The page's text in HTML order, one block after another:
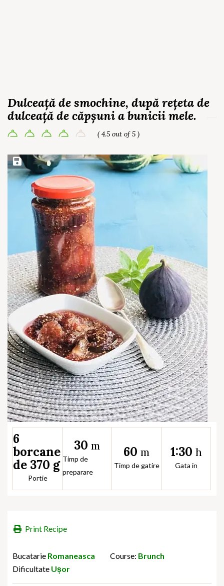
Dulceață de smochine, după rețeta de
dulceață de căpșuni a bunicii mele.
( 4.5 out of 5 )
Save Recipe
6
borcane
de 370 g
Portie
30 m
Timp de
preparare
60 m
Timp de gatire
1:30 h
Gata in
Print Recipe
Bucatarie Romaneasca Course: Brunch
Dificultate Ușor